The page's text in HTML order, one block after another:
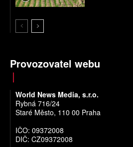
Provozovatel webu
World News Media, s.r.o.
Rybná 716/24
Staré Město, 110 00 Praha
IČO: 09372008
DIČ: CZ09372008